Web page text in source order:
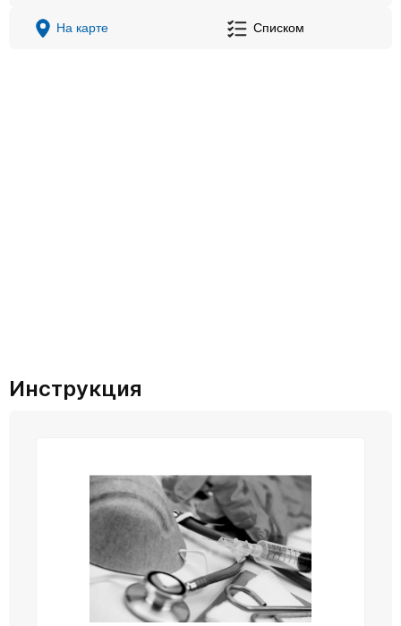
На карте Списком
Инструкция